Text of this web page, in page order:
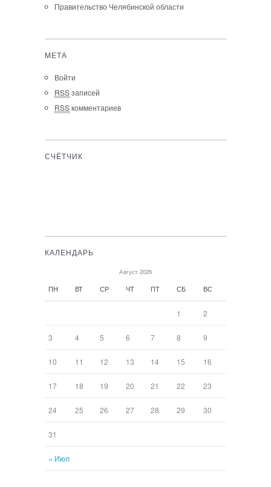
Правительство Челябинской области
МЕТА
Войти
RSSзаписей
RSSкомментариев
СЧЁТЧИК
КАЛЕНДАРЬ
Август 2026
ПН ВТ СР ЧТ ПТ СБ ВС
« Июл
1 2
3 4 5 6 7 8 9
10 11 12 13 14 15 16
17 18 19 20 21 22 23
24 25 26 27 28 29 30
31